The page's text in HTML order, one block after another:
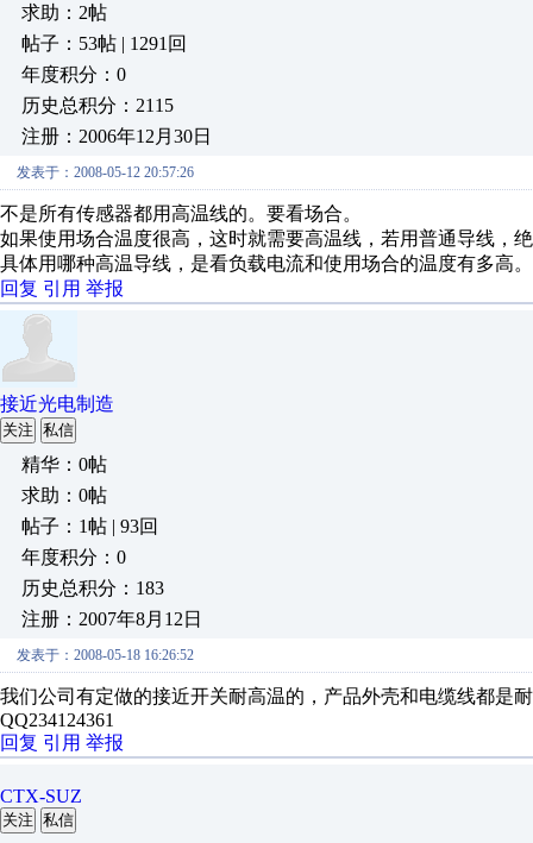
求助：2帖
帖子：53帖 | 1291回
年度积分：0
历史总积分：2115
注册：2006年12月30日
发表于：2008-05-12 20:57:26
不是所有传感器都用高温线的。要看场合。
如果使用场合温度很高，这时就需要高温线，若用普通导线，
具体用哪种高温导线，是看负载电流和使用场合的温度有多高。
回复 引用 举报
接近光电制造
关注 私信
精华：0帖
求助：0帖
帖子：1帖 | 93回
年度积分：0
历史总积分：183
注册：2007年8月12日
发表于：2008-05-18 16:26:52
我们公司有定做的接近开关耐高温的，产品外壳和电缆线都是
QQ234124361
回复 引用 举报
CTX-SUZ
关注 私信